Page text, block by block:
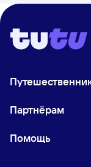
Партнёрам
Помощь